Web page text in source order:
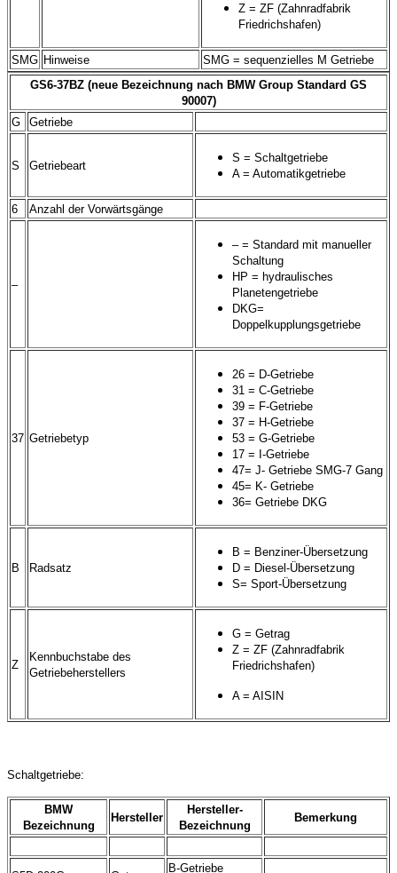
Z = ZF (Zahnradfabrik
Friedrichshafen)
SMG Hinweise
SMG = sequenzielles M Getriebe
GS6-37BZ (neue Bezeichnung nach BMW Group Standard GS
90007)
G
Getriebe
S Getriebeart
S = Schaltgetriebe
A = Automatikgetriebe
6 Anzahl der Vorwärtsgänge
–
– = Standard mit manueller
Schaltung
HP = hydraulisches
Planetengetriebe
DKG=
Doppelkupplungsgetriebe
37 Getriebetyp
26 = D-Getriebe
31 = C-Getriebe
39 = F-Getriebe
37 = H-Getriebe
53 = G-Getriebe
17 = I-Getriebe
47= J- Getriebe SMG-7 Gang
45= K- Getriebe
36= Getriebe DKG
B Radsatz
B = Benziner-Übersetzung
D = Diesel-Übersetzung
S= Sport-Übersetzung
Z
Kennbuchstabe des
Getriebeherstellers
G = Getrag
Z = ZF (Zahnradfabrik
Friedrichshafen)
A = AISIN
Schaltgetriebe:
BMW
Bezeichnung
Hersteller
Hersteller-
Bezeichnung
Bemerkung
B-Getriebe